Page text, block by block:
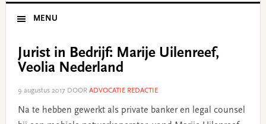
MENU
Jurist in Bedrijf: Marije Uilenreef,
Veolia Nederland
9 augustus 2017 DOOR ADVOCATIE REDACTIE
Na te hebben gewerkt als private banker en legal counsel